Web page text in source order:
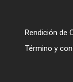
Rendición de
Término y